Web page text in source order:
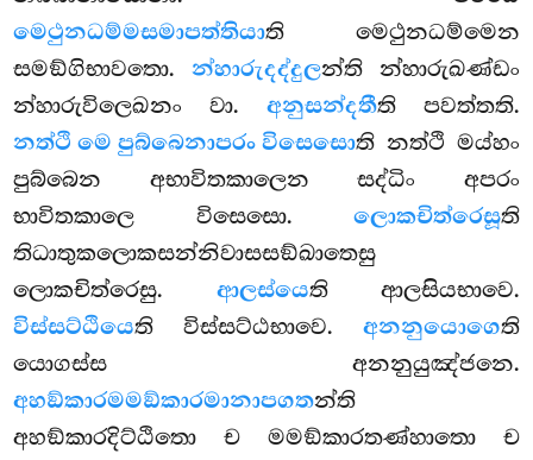
මෙථුනධම්මසමාපත්තියාති මෙථුනධම්මෙන
සමඞ්ගිභාවතො. න්හාරුදද්දුලන්ති න්හාරුඛණ්ඩං
න්හාරුවිලෙඛනං වා. අනුසන්දතීති පවත්තති.
නත්ථි මෙ පුබ්බෙනාපරං විසෙසොති නත්ථි මය්හං
පුබ්බෙන අභාවිතකාලෙන සද්ධිං අපරං
භාවිතකාලෙ විසෙසො. ලොකචිත්රෙසූති
තිධාතුකලොකසන්නිවාසසඞ්ඛාතෙසු
ලොකචිත්රෙසු. ආලස්යෙති ආලසියභාවෙ.
විස්සට්ඨියෙති විස්සට්ඨභාවෙ. අනනුයොගෙති
යොගස්ස අනනුයුඤ්ජනෙ.
අහඞ්කාරමමඞ්කාරමානාපගතන්ති
අහඞ්කාරදිට්ඨිතො ච මමඞ්කාරතණ්හාතො ච